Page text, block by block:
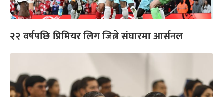
२२ वर्षपछि प्रिमियर लिग जित्ने संघारमा आर्सनल